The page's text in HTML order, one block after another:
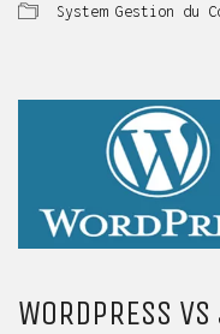
System Gestion du
WORDPRESS